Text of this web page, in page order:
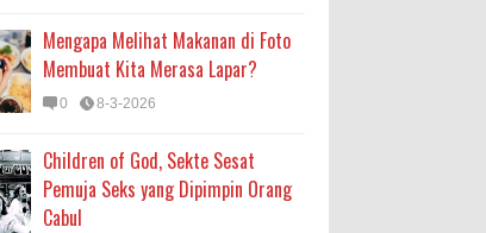
Mengapa Melihat Makanan di Foto
Membuat Kita Merasa Lapar?
0 8-3-2026
Children of God, Sekte Sesat
Pemuja Seks yang Dipimpin Orang
Cabul